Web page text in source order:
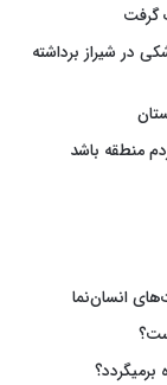
در شیراز برداشته
منطقه باشد
انسان‌نما
برمیگردد؟